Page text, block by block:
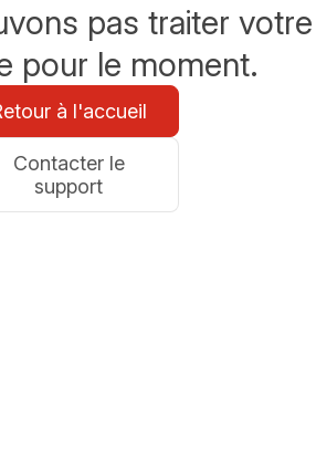
pas traiter votre
pour le moment.
à l'accueil
Contacter le
support